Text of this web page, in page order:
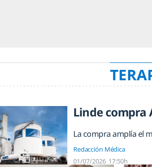
Linde compra
La compra amplía el
Redacción Médica
01/07/2026 17:50h